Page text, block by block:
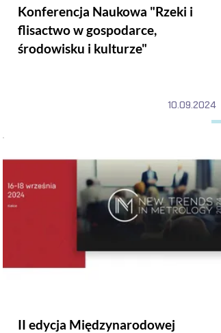
Konferencja Naukowa "Rzeki i
flisactwo w gospodarce,
środowisku i kulturze"
10.09.2024
II edycja Międzynarodowej